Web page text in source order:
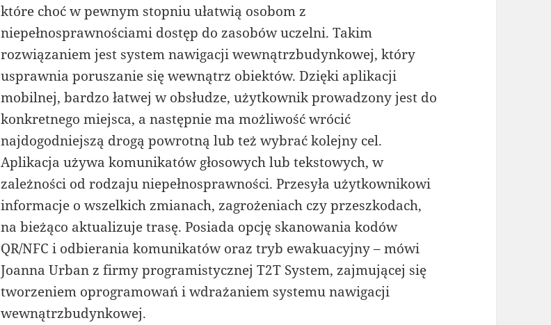
które choć w pewnym stopniu ułatwią osobom z
niepełnosprawnościami dostęp do zasobów uczelni. Takim
rozwiązaniem jest system nawigacji wewnątrzbudynkowej, który
usprawnia poruszanie się wewnątrz obiektów. Dzięki aplikacji
mobilnej, bardzo łatwej w obsłudze, użytkownik prowadzony jest do
konkretnego miejsca, a następnie ma możliwość wrócić
najdogodniejszą drogą powrotną lub też wybrać kolejny cel.
Aplikacja używa komunikatów głosowych lub tekstowych, w
zależności od rodzaju niepełnosprawności. Przesyła użytkownikowi
informacje o wszelkich zmianach, zagrożeniach czy przeszkodach,
na bieżąco aktualizuje trasę. Posiada opcję skanowania kodów
QR/NFC i odbierania komunikatów oraz tryb ewakuacyjny – mówi
Joanna Urban z firmy programistycznej T2T System, zajmującej się
tworzeniem oprogramowań i wdrażaniem systemu nawigacji
wewnątrzbudynkowej.